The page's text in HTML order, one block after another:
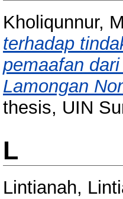
Kholiqunnur,
terhadap
pemaafan
Lamongan
thesis, UIN
L
Lintianah,